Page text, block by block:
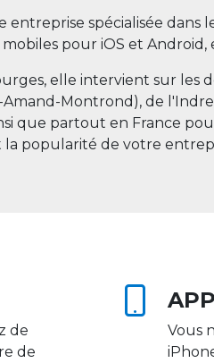
entreprise spécialisée dans
pour iOS et Android,
elle intervient sur les
Amand-Montrond), de
que partout en France
la popularité de votre
de
de
Vous